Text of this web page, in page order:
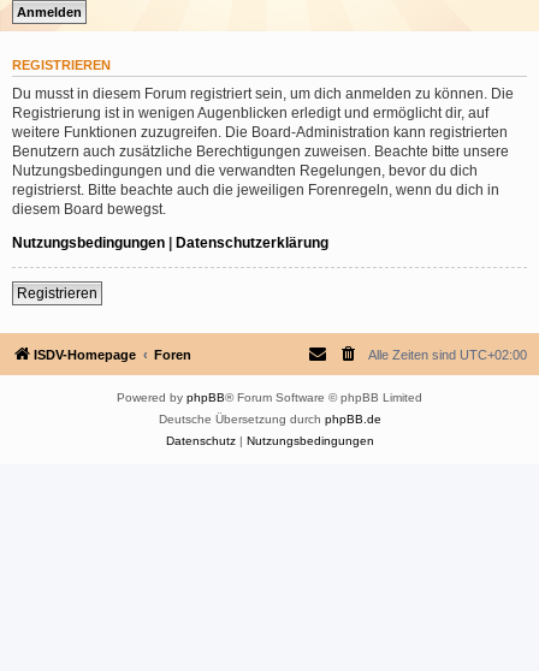
REGISTRIEREN
Du musst in diesem Forum registriert sein, um dich anmelden zu können. Die
Registrierung ist in wenigen Augenblicken erledigt und ermöglicht dir, auf
weitere Funktionen zuzugreifen. Die Board-Administration kann registrierten
Benutzern auch zusätzliche Berechtigungen zuweisen. Beachte bitte unsere
Nutzungsbedingungen und die verwandten Regelungen, bevor du dich
registrierst. Bitte beachte auch die jeweiligen Forenregeln, wenn du dich in
diesem Board bewegst.
Nutzungsbedingungen | Datenschutzerklärung
Registrieren
ISDV-Homepage Foren Alle Zeiten sind UTC+02:00
Powered by phpBB® Forum Software © phpBB Limited
Deutsche Übersetzung durch phpBB.de
Datenschutz| Nutzungsbedingungen